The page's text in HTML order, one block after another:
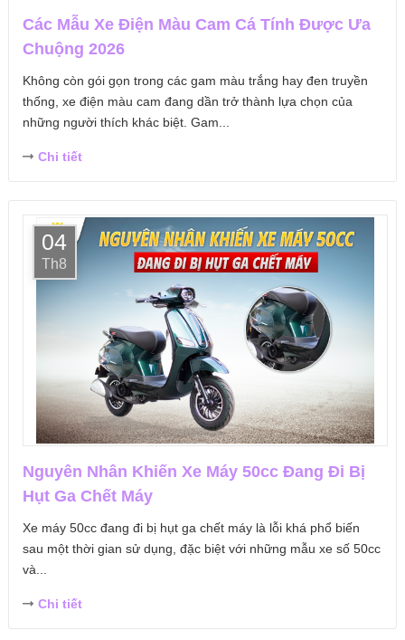
Các Mẫu Xe Điện Màu Cam Cá Tính Được Ưa
Chuộng 2026
Không còn gói gọn trong các gam màu trắng hay đen truyền
thống, xe điện màu cam đang dần trở thành lựa chọn của
những người thích khác biệt. Gam...
Chi tiết
04
Th8
Nguyên Nhân Khiến Xe Máy 50cc Đang Đi Bị
Hụt Ga Chết Máy
Xe máy 50cc đang đi bị hụt ga chết máy là lỗi khá phổ biến
sau một thời gian sử dụng, đặc biệt với những mẫu xe số 50cc
và...
Chi tiết